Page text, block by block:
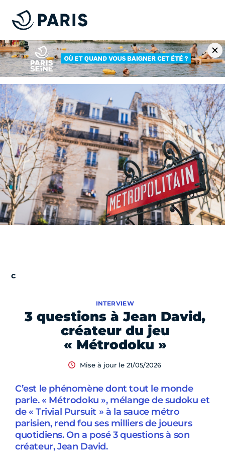
3 questions à Jean David,
créateur du jeu
« Métrodoku »
INTERVIEW
Mise à jour le 21/05/2026
C’est le phénomène dont tout le monde
parle. « Métrodoku », mélange de sudoku et
de « Trivial Pursuit » à la sauce métro
parisien, rend fou ses milliers de joueurs
quotidiens. On a posé 3 questions à son
créateur, Jean David.